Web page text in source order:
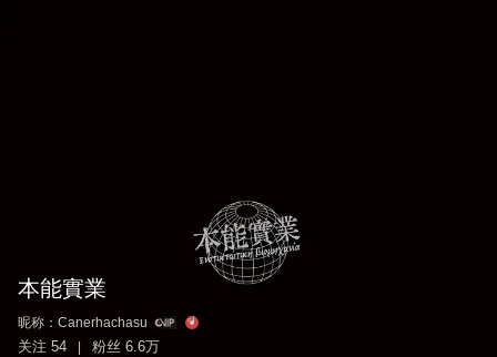
本能實業
昵称： Canerhachasu
关注 54 粉丝 6.6万